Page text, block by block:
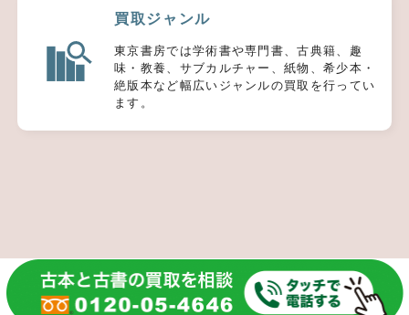
買取ジャンル
東京書房では学術書や専門書、古典籍、趣
味・教養、サブカルチャー、紙物、希少本・
絶版本など幅広いジャンルの買取を行ってい
ます。